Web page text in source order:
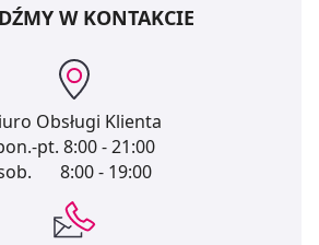
W KONTAKCIE
Obsługi Klienta
pt. 8:00 - 21:00
8:00 - 19:00